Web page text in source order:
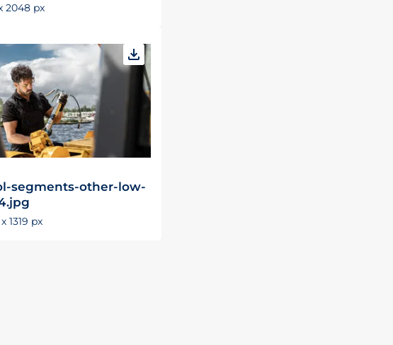
2048 px
segments-other-low-
1319 px